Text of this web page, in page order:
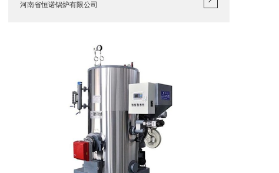
河南省恒诺锅炉有限公司